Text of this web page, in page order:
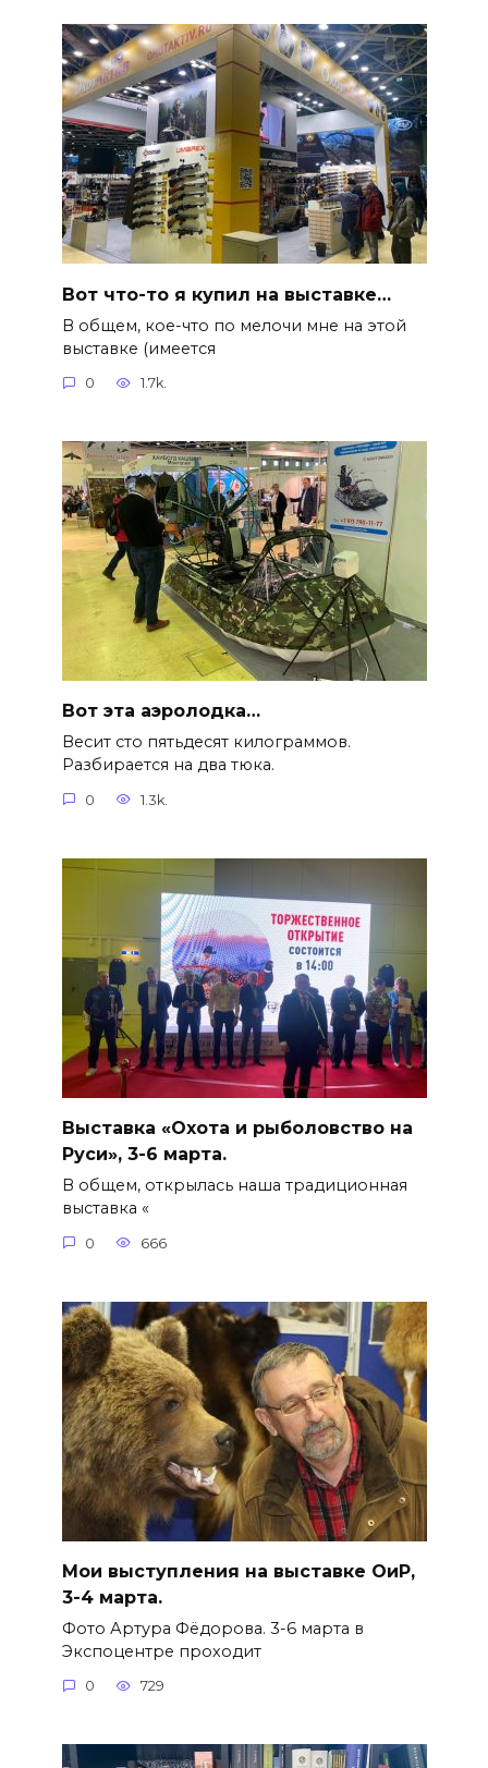
Вот что-то я купил на выставке…
В общем, кое-что по мелочи мне на этой
выставке (имеется
0 1.7k.
Вот эта аэролодка…
Весит сто пятьдесят килограммов.
Разбирается на два тюка.
0 1.3k.
Выставка «Охота и рыболовство на
Руси», 3-6 марта.
В общем, открылась наша традиционная
выставка «
0 666
Мои выступления на выставке ОиР,
3-4 марта.
Фото Артура Фёдорова. 3-6 марта в
Экспоцентре проходит
0 729